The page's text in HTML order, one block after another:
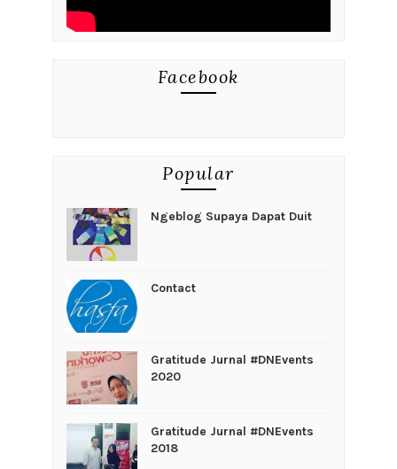
Facebook
Popular
Ngeblog Supaya Dapat Duit
Contact
Gratitude Jurnal #DNEvents
2020
Gratitude Jurnal #DNEvents
2018